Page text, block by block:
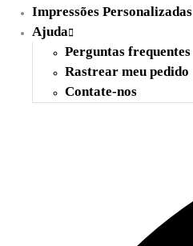
Impressões Personalizadas
Ajuda
Perguntas frequentes
Rastrear meu pedido
Contate-nos